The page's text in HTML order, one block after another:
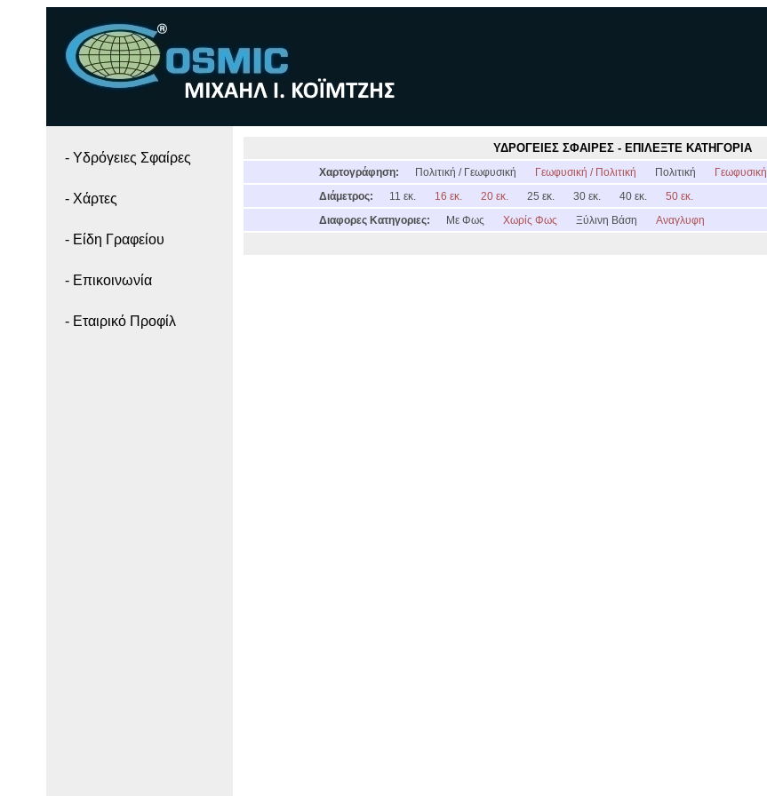
- Yδρόγειες Σφαίρες
- Χάρτες
- Είδη Γραφείου
- Επικοινωνία
- Εταιρικό Προφίλ
ΥΔΡΟΓΕΙΕΣ ΣΦΑΙΡΕΣ - ΕΠΙΛΕΞΤΕ ΚΑΤΗΓΟΡΙΑ
Χαρτογράφηση: Πολιτική / Γεωφυσική Γεωφυσική / Πολιτική Πολιτική Γεωφυσική
Διάμετρος:
11 εκ. 16 εκ. 20 εκ. 25 εκ. 30 εκ. 40 εκ.
50 εκ.
Διαφορες Κατηγοριες:
Με Φως Χωρίς Φως Ξύλινη Βάση Αναγλυφη